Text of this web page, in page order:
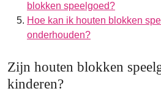
blokken speelgoed?
Hoe kan ik houten blokken
onderhouden?
Zijn houten blokken
kinderen?